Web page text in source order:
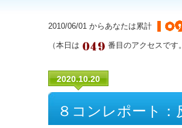
2010/06/01 からあなたは累計
（本日は 番目のアクセスで
2020.10.20
８コンレポート